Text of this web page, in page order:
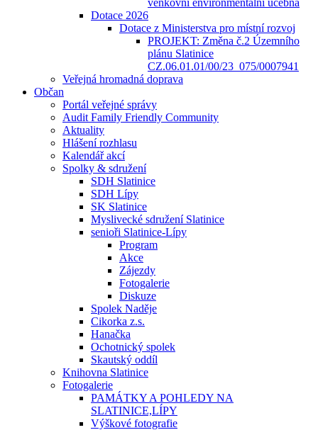
venkovní environmentální učebna
Dotace 2026
Dotace z Ministerstva pro místní rozvoj
PROJEKT: Změna č.2 Územního
plánu Slatinice
CZ.06.01.01/00/23_075/0007941
Veřejná hromadná doprava
Občan
Portál veřejné správy
Audit Family Friendly Community
Aktuality
Hlášení rozhlasu
Kalendář akcí
Spolky & sdružení
SDH Slatinice
SDH Lípy
SK Slatinice
Myslivecké sdružení Slatinice
senioři Slatinice-Lípy
Program
Akce
Zájezdy
Fotogalerie
Diskuze
Spolek Naděje
Cikorka z.s.
Hanačka
Ochotnický spolek
Skautský oddíl
Knihovna Slatinice
Fotogalerie
PAMÁTKY A POHLEDY NA
SLATINICE,LÍPY
Výškové fotografie